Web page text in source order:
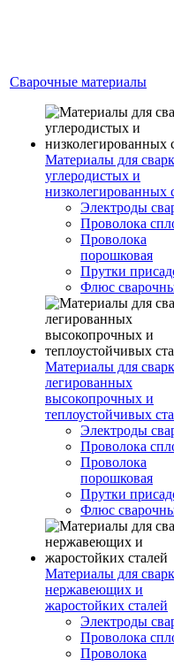
Сварочные материалы
Материалы для
углеродистых и
низколегированных
Электроды
Проволока
Проволока
порошковая
Прутки
Флюс
Материалы для
легированных
высокопрочных и
теплоустойчивых
Электроды
Проволока
Проволока
порошковая
Прутки
Флюс
Материалы для
нержавеющих и
жаростойких сталей
Электроды
Проволока
Проволока